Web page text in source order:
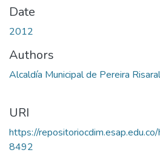
Date
2012
Authors
Alcaldía Municipal de Pereira
URI
https://
8492